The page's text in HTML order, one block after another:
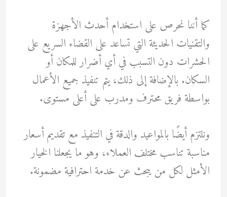
كما أننا نحرص على استخدام أحدث الأجهزة
والتقنيات الحديثة التي تساعد على القضاء السريع على
الحشرات دون التسبب في أي أضرار للمكان أو
السكان. بالإضافة إلى ذلك، يتم تنفيذ جميع الأعمال
بواسطة فريق محترف ومدرب على أعلى مستوى.
ونلتزم أيضًا بالمواعيد والدقة في التنفيذ مع تقديم أسعار
مناسبة تناسب مختلف العملاء، وهو ما يجعلنا الخيار
الأمثل لكل من يبحث عن خدمة احترافية مضمونة.